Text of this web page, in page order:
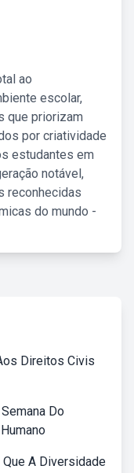
ao
escolar,
que priorizam
por criatividade
estudantes em
notável,
reconhecidas
do mundo -
Direitos Civis
Do
A Diversidade